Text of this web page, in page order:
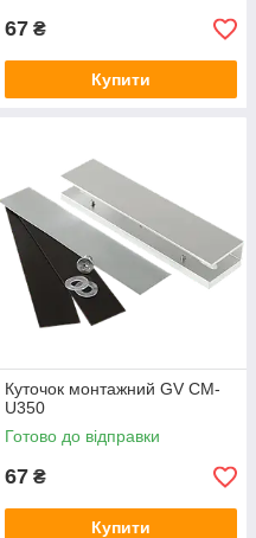
67 ₴
Купити
Куточок монтажний GV CM-
U350
Готово до відправки
67 ₴
Купити